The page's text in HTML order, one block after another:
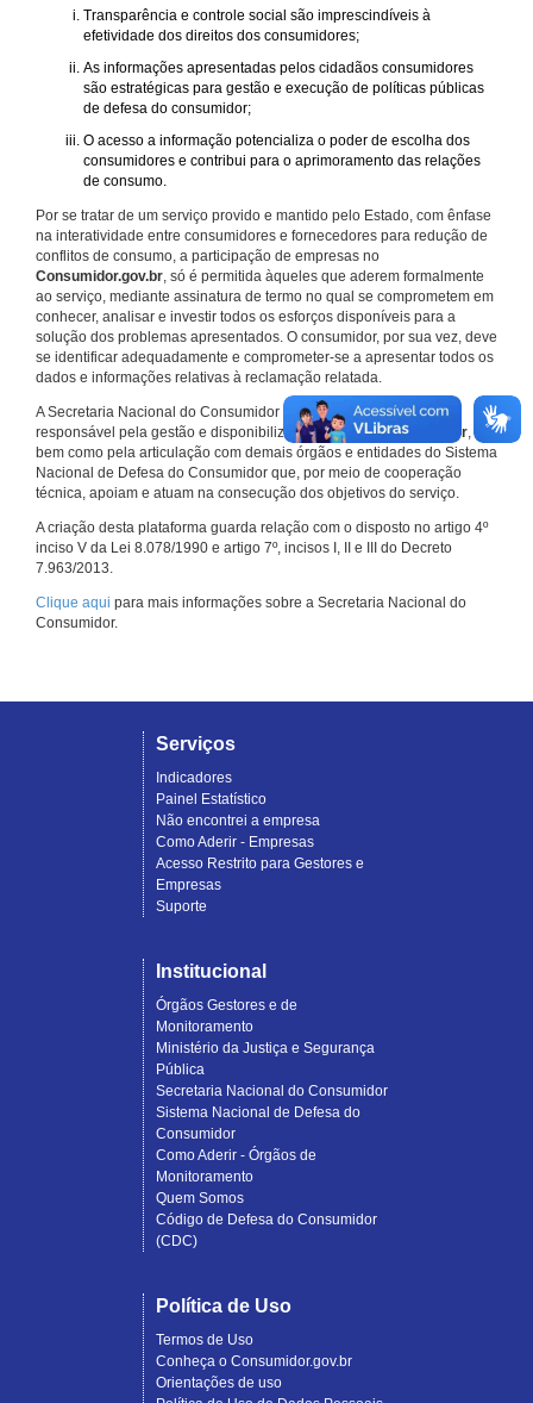
Transparência e controle social são imprescindíveis à
efetividade dos direitos dos consumidores;
As informações apresentadas pelos cidadãos consumidores
são estratégicas para gestão e execução de políticas públicas
de defesa do consumidor;
O acesso a informação potencializa o poder de escolha dos
consumidores e contribui para o aprimoramento das relações
de consumo.
Por se tratar de um serviço provido e mantido pelo Estado, com ênfase
na interatividade entre consumidores e fornecedores para redução de
conflitos de consumo, a participação de empresas no
Consumidor.gov.br, só é permitida àqueles que aderem formalmente
ao serviço, mediante assinatura de termo no qual se comprometem em
conhecer, analisar e investir todos os esforços disponíveis para a
solução dos problemas apresentados. O consumidor, por sua vez, deve
se identificar adequadamente e comprometer-se a apresentar todos os
dados e informações relativas à reclamação relatada.
A Secretaria Nacional do Consumidor do Ministério da Justiça é a
responsável pela gestão e disponibilização doConsumidor.gov.br,
bem como pela articulação com demais órgãos e entidades do Sistema
Nacional de Defesa do Consumidor que, por meio de cooperação
técnica, apoiam e atuam na consecução dos objetivos do serviço.
A criação desta plataforma guarda relação com o disposto no artigo 4º
inciso V da Lei 8.078/1990 e artigo 7º, incisos I, II e III do Decreto
7.963/2013.
Clique aqui para mais informações sobre a Secretaria Nacional do
Consumidor.
Serviços
Indicadores
Painel Estatístico
Não encontrei a empresa
Como Aderir - Empresas
Acesso Restrito para Gestores e
Empresas
Suporte
Institucional
Órgãos Gestores e de
Monitoramento
Ministério da Justiça e Segurança
Pública
Secretaria Nacional do Consumidor
Sistema Nacional de Defesa do
Consumidor
Como Aderir - Órgãos de
Monitoramento
Quem Somos
Código de Defesa do Consumidor
(CDC)
Política de Uso
Termos de Uso
Conheça o Consumidor.gov.br
Orientações de uso